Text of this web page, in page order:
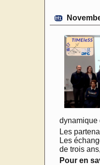
dynamique
Les
Les
de trois
Pour en